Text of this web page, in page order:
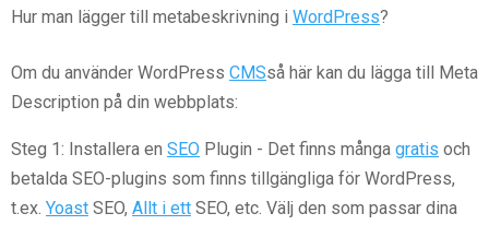
Hur man lägger till metabeskrivning i WordPress?
Om du använder WordPress CMSså här kan du lägga till Meta
Description på din webbplats:
Steg 1: Installera en SEO Plugin - Det finns många gratis och
betalda SEO-plugins som finns tillgängliga för WordPress,
t.ex. Yoast SEO, Allt i ett SEO, etc. Välj den som passar dina